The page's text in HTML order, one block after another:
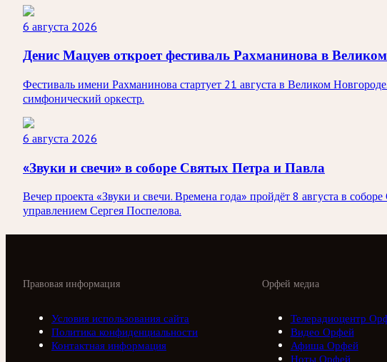
6 августа 2026
Денис Мацуев откроет фестиваль Рахманинова в
Фестиваль имени Рахманинова стартует 21 августа в Великом
симфонический оркестр.
6 августа 2026
«Звуки и свечи» в соборе Святых Петра и Павла
Вечер проекта «Звуки и свечи. Времена года» пройдёт 8 августа в
управлением Сергея Поспелова.
Орфей медиа
Телерадиоцентр
Видео Орфей
Афиша Орфей
Ноты Орфей
Правовая информация
Условия использования сайта
Политика конфиденциальности
Контактная информация